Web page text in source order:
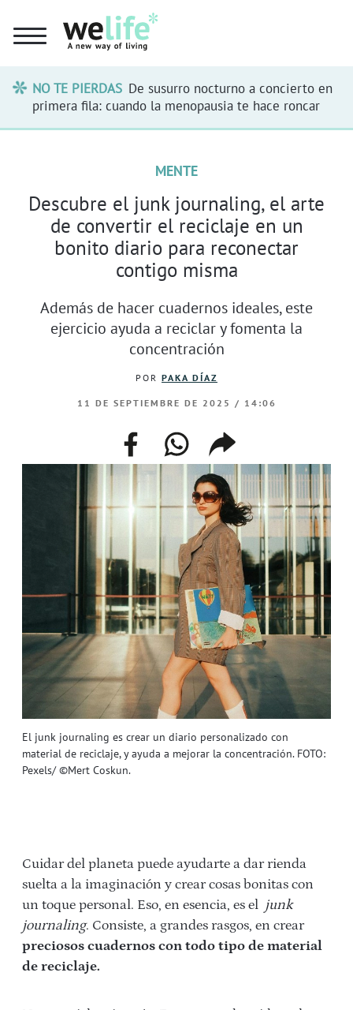
NO TE PIERDAS De susurro nocturno a concierto en
primera fila: cuando la menopausia te hace roncar
El junk journaling es crear un diario personalizado con
material de reciclaje, y ayuda a mejorar la concentración. FOTO:
Pexels/ ©Mert Coskun.
MENTE
Descubre el junk journaling, el arte
de convertir el reciclaje en un
bonito diario para reconectar
contigo misma
Además de hacer cuadernos ideales, este
ejercicio ayuda a reciclar y fomenta la
concentración
POR PAKA DÍAZ
11 DE SEPTIEMBRE DE 2025 / 14:06
facebookwhatsappcompartir
enlace
Cuidar del planeta puede ayudarte a dar rienda
suelta a la imaginación y crear cosas bonitas con
un toque personal. Eso, en esencia, es el junk
journaling. Consiste, a grandes rasgos, en crear
preciosos cuadernos con todo tipo de material
de reciclaje.